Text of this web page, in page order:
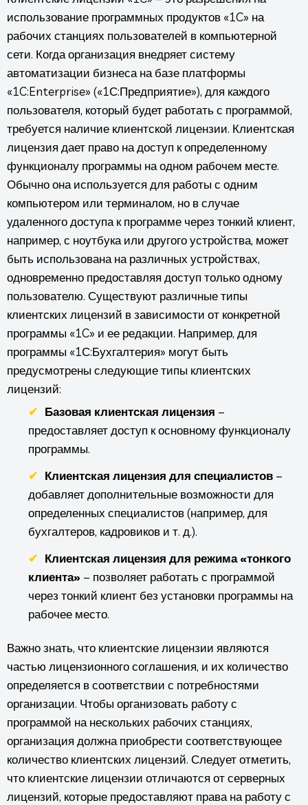
использование программных продуктов «1C» на
рабочих станциях пользователей в компьютерной
сети. Когда организация внедряет систему
автоматизации бизнеса на базе платформы
«1C:Enterprise» («1С:Предприятие»), для каждого
пользователя, который будет работать с программой,
требуется наличие клиентской лицензии. Клиентская
лицензия дает право на доступ к определенному
функционалу программы на одном рабочем месте.
Обычно она используется для работы с одним
компьютером или терминалом, но в случае
удаленного доступа к программе через тонкий клиент,
например, с ноутбука или другого устройства, может
быть использована на различных устройствах,
одновременно предоставляя доступ только одному
пользователю. Существуют различные типы
клиентских лицензий в зависимости от конкретной
программы «1C» и ее редакции. Например, для
программы «1С:Бухгалтерия» могут быть
предусмотрены следующие типы клиентских
лицензий:
Базовая клиентская лицензия –
предоставляет доступ к основному функционалу
программы.
Клиентская лицензия для специалистов –
добавляет дополнительные возможности для
определенных специалистов (например, для
бухгалтеров, кадровиков и т. д.).
Клиентская лицензия для режима «тонкого
клиента» – позволяет работать с программой
через тонкий клиент без установки программы на
рабочее место.
Важно знать, что клиентские лицензии являются
частью лицензионного соглашения, и их количество
определяется в соответствии с потребностями
организации. Чтобы организовать работу с
программой на нескольких рабочих станциях,
организация должна приобрести соответствующее
количество клиентских лицензий. Следует отметить,
что клиентские лицензии отличаются от серверных
лицензий, которые предоставляют права на работу с